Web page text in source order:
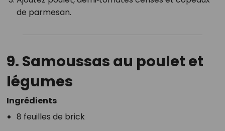
de parmesan.
9. Samoussas au poulet et
légumes
Ingrédients
8 feuilles de brick